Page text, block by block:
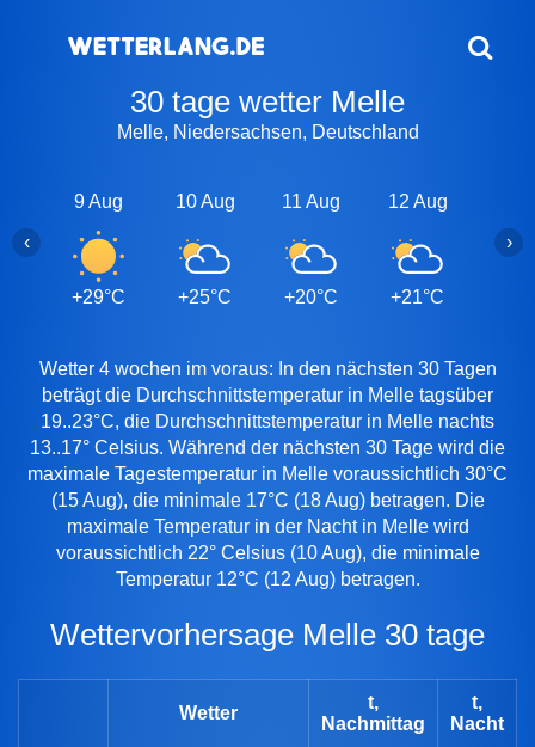
30 tage wetter Melle
Melle, Niedersachsen, Deutschland
9 Aug
+29°C
10 Aug
+25°C
11 Aug
+20°C
12 Aug
+21°C
‹ ›
Wetter 4 wochen im voraus: In den nächsten 30 Tagen
beträgt die Durchschnittstemperatur in Melle tagsüber
19..23°C, die Durchschnittstemperatur in Melle nachts
13..17° Celsius. Während der nächsten 30 Tage wird die
maximale Tagestemperatur in Melle voraussichtlich 30°C
(15 Aug), die minimale 17°C (18 Aug) betragen. Die
maximale Temperatur in der Nacht in Melle wird
voraussichtlich 22° Celsius (10 Aug), die minimale
Temperatur 12°C (12 Aug) betragen.
Wettervorhersage Melle 30 tage
Wetter
t,
Nachmittag
t,
Nacht